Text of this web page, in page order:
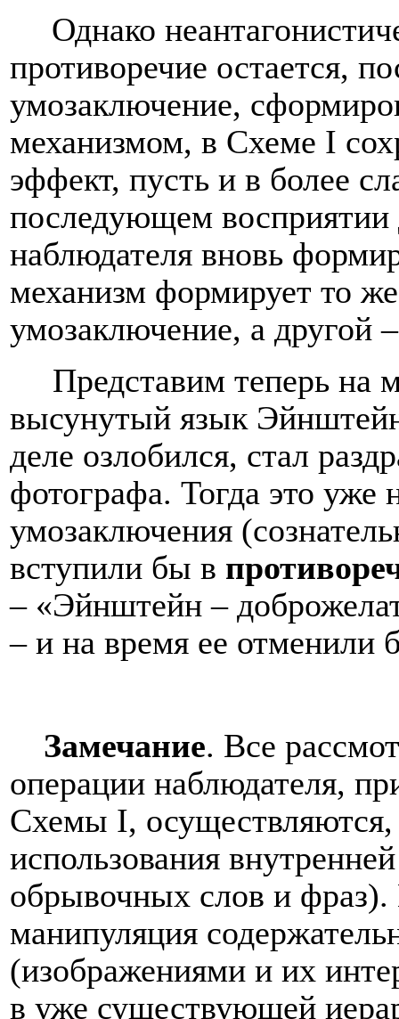
Однако
противоречие остается,
умозаключение,
механизмом, в Схеме I
эффект, пусть и в более
последующем восприятии
наблюдателя вновь
механизм формирует то
умозаключение, а другой
Представим теперь на
высунутый язык
деле озлобился, стал
фотографа. Тогда это
умозаключения
вступили бы в
– «Эйнштейн –
– и на время ее отменили
Замечание. Все
операции наблюдателя,
Схемы I,
использования
обрывочных слов и фраз).
манипуляция
(изображениями и их
в уже существующей